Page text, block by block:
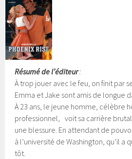
Résumé de l’éditeur:
À trop jouer avec le feu, on finit par
Emma et Jake sont amis de longue
À 23 ans, le jeune homme, célèbre
professionnel, voit sa carrière
une blessure. En attendant de
à l’université de Washington, qu’il
tôt.